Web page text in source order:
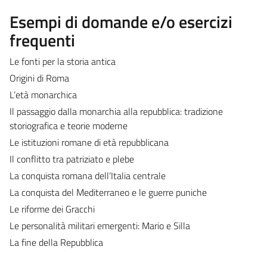
Esempi di domande e/o esercizi
frequenti
Le fonti per la storia antica
Origini di Roma
L’età monarchica
Il passaggio dalla monarchia alla repubblica: tradizione
storiografica e teorie moderne
Le istituzioni romane di età repubblicana
Il conflitto tra patriziato e plebe
La conquista romana dell’Italia centrale
La conquista del Mediterraneo e le guerre puniche
Le riforme dei Gracchi
Le personalità militari emergenti: Mario e Silla
La fine della Repubblica